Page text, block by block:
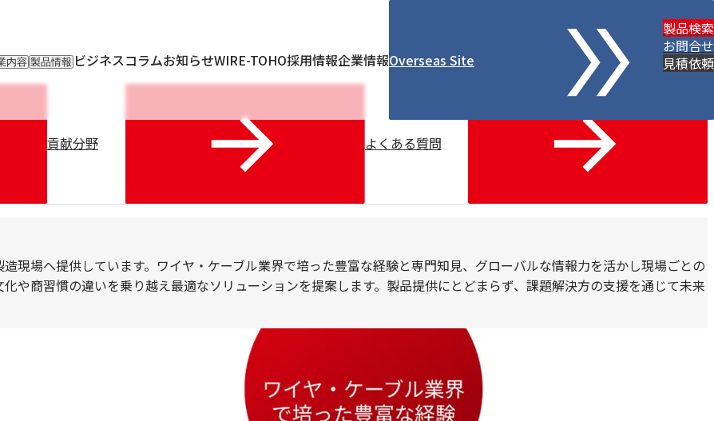
内容
発事業
製品情報 ビジネスコラムお知らせWIRE-TOHO採用情報企業情報Overseas Site
製品検索
お問合せ
見積依頼
貢献分野 よくある質問
現場へ提供しています。ワイヤ・ケーブル業界で培った豊富な経験と専門知見、グローバルな情報力を活かし現場ごとの
や商習慣の違いを乗り越え最適なソリューションを提案します。製品提供にとどまらず、課題解決方の支援を通じて未来